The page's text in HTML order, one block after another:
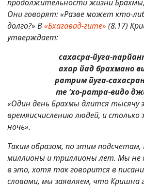
продолжительности жизни
Они говорят: «Разве может кто-
долго?» В«Бхагавад-гите» (8.17)
утверждает:
сахасра-йуга-
ахар йад брахмано
ратрим йуга-
те 'хо-ратра-видо
«Один день Брахмы длится тысячу
времяисчислению людей, и столько
ночь».
Таким образом, по этим
миллионы и триллионы лет. Мы не
в это, хотя так говорится в
словами, мы заявляем, что Кришна